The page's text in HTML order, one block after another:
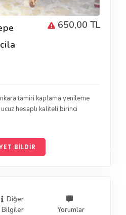
650,00 TL
tamiri kaplama yenileme
hesaplı kaliteli birinci
BILDIR
Diğer
Bilgiler
Yorumlar